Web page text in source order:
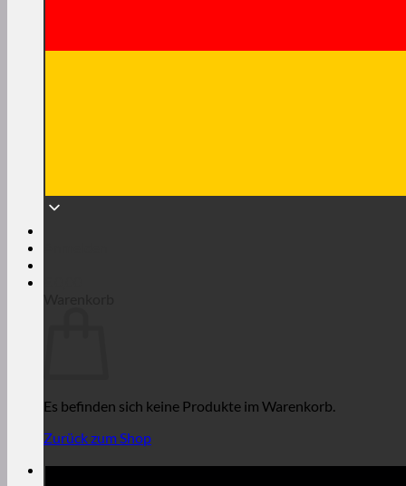
Es befinden sich keine Produkte im Warenkorb.
Zurück zum Shop